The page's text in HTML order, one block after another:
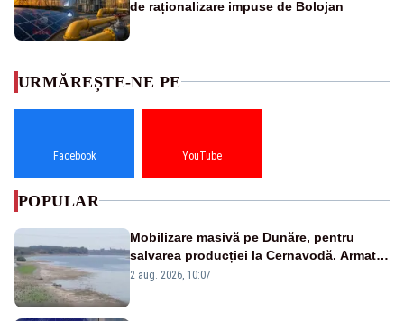
de raționalizare impuse de Bolojan
URMĂREȘTE-NE PE
Facebook YouTube
POPULAR
Mobilizare masivă pe Dunăre, pentru
salvarea producției la Cernavodă. Armata
va detona o stâncă și va devia apa
2 aug. 2026, 10:07